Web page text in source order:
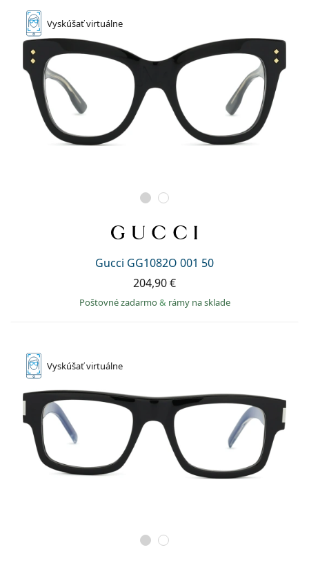
Vyskúšaťvirtuálne
Gucci GG1082O 001 50
204,90 €
Poštovné zadarmo& rámy na sklade
Vyskúšaťvirtuálne